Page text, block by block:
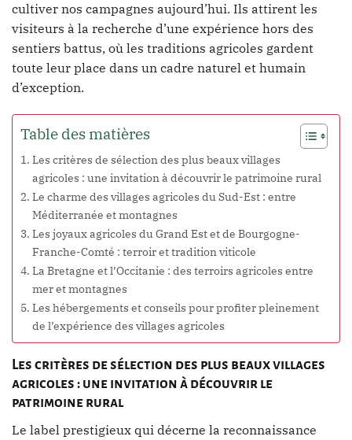
cultiver nos campagnes aujourd’hui. Ils attirent les
visiteurs à la recherche d’une expérience hors des
sentiers battus, où les traditions agricoles gardent
toute leur place dans un cadre naturel et humain
d’exception.
Table des matières
Les critères de sélection des plus beaux villages
agricoles : une invitation à découvrir le patrimoine rural
Le charme des villages agricoles du Sud-Est : entre
Méditerranée et montagnes
Les joyaux agricoles du Grand Est et de Bourgogne-
Franche-Comté : terroir et tradition viticole
La Bretagne et l’Occitanie : des terroirs agricoles entre
mer et montagnes
Les hébergements et conseils pour profiter pleinement
de l’expérience des villages agricoles
Les critères de sélection des plus beaux villages
agricoles : une invitation à découvrir le
patrimoine rural
Le label prestigieux qui décerne la reconnaissance